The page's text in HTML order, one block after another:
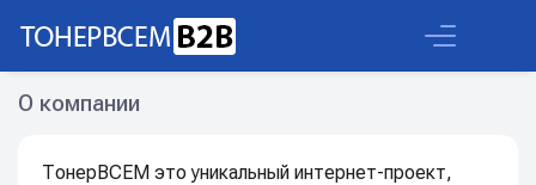
О компании
ТонерВСЕМ это уникальный интернет-проект,